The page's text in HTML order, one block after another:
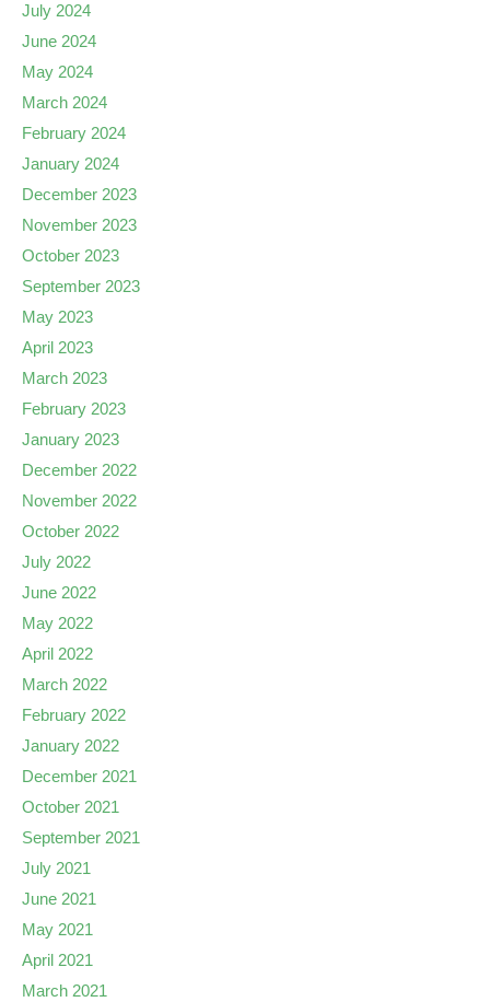
July 2024
June 2024
May 2024
March 2024
February 2024
January 2024
December 2023
November 2023
October 2023
September 2023
May 2023
April 2023
March 2023
February 2023
January 2023
December 2022
November 2022
October 2022
July 2022
June 2022
May 2022
April 2022
March 2022
February 2022
January 2022
December 2021
October 2021
September 2021
July 2021
June 2021
May 2021
April 2021
March 2021